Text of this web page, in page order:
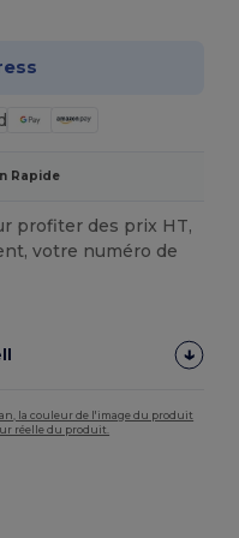
Rapide
profiter des prix HT,
votre numéro de
la couleur de l'image du produit
réelle du produit.